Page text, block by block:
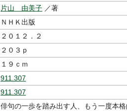
片山 由美子 ／著
ＮＨＫ出版
２０１２．２
２０３ｐ
１９ｃｍ
911.307
911.307
俳句の一歩を踏み出す人、もう一度本